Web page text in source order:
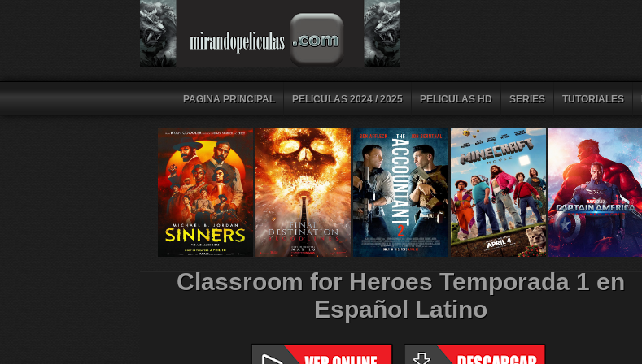
PAGINA PRINCIPAL PELICULAS 2024 / 2025 PELICULAS HD SERIES TUTORIALES
Classroom for Heroes Temporada 1 en
Español Latino